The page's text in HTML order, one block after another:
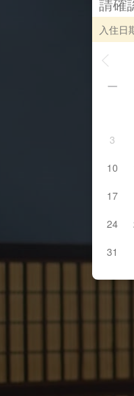
入住日
一
3
10
17
24
31